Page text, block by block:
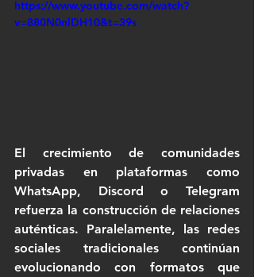
https://www.youtube.com/watch?
v=880N0nlDH10&t=39s
El crecimiento de comunidades
privadas en plataformas como
WhatsApp, Discord o Telegram
refuerza la construcción de relaciones
auténticas. Paralelamente, las redes
sociales tradicionales continúan
evolucionando con formatos que